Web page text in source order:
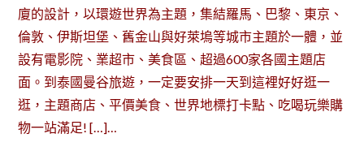
廈的設計，以環遊世界為主題，集結羅馬、巴黎、東京、
倫敦、伊斯坦堡、舊金山與好萊塢等城市主題於一體，並
設有電影院、業超市、美食區、超過600家各國主題店
面。到泰國曼谷旅遊，一定要安排一天到這裡好好逛一
逛，主題商店、平價美食、世界地標打卡點、吃喝玩樂購
物一站滿足! […]…